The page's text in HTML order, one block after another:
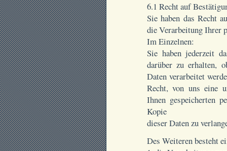
6.1 Recht auf
Sie haben das Recht
die Verarbeitung Ihrer
Im Einzelnen:
Sie haben jederzeit
darüber zu erhalten,
Daten verarbeitet
Recht, von uns eine
Ihnen gespeicherten
Kopie
dieser Daten zu
Des Weiteren besteht